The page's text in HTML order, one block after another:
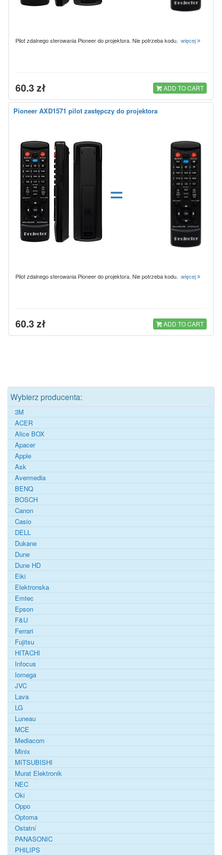
Pilot zdalnego sterowania Pioneer do projektora. Nie potrzeba kodu. więcej
60.3 zł ADD TO CART
Pioneer AXD1571 pilot zastępczy do projektora
=
Pilot zdalnego sterowania Pioneer do projektora. Nie potrzeba kodu. więcej
60.3 zł ADD TO CART
Wybierz producenta:
3M
ACER
Alice BOX
Apacer
Apple
Ask
Avermedia
BENQ
BOSCH
Canon
Casio
DELL
Dukane
Dune
Dune HD
Eiki
Elektronska
Emtec
Epson
F&U
Ferrari
Fujitsu
HITACHI
Infocus
Iomega
JVC
Lava
LG
Luneau
MCE
Mediacom
Minix
MITSUBISHI
Murat Elektronik
NEC
Oki
Oppo
Optoma
Ostatní
PANASONIC
PHILIPS